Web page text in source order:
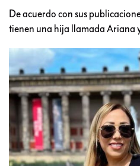
De acuerdo con sus
tienen una hija llamada Ariana